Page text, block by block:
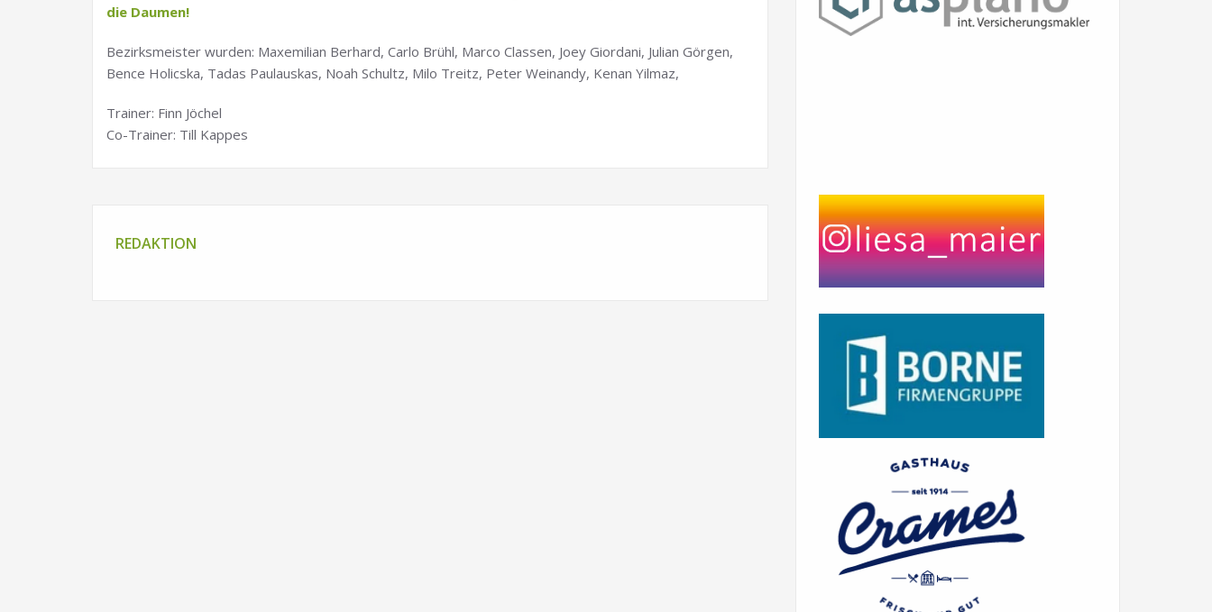
die Daumen!
Bezirksmeister wurden: Maxemilian Berhard, Carlo Brühl, Marco Classen, Joey Giordani, Julian Görgen,
Bence Holicska, Tadas Paulauskas, Noah Schultz, Milo Treitz, Peter Weinandy, Kenan Yilmaz,
Trainer: Finn Jöchel
Co-Trainer: Till Kappes
REDAKTION